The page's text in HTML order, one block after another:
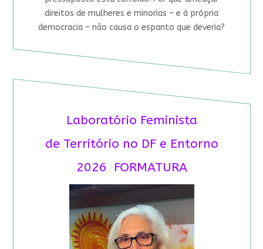
direitos de mulheres e minorias – e à própria
democracia – não causa o espanto que deveria?
Laboratório Feminista
de Território no DF e Entorno
2026 FORMATURA